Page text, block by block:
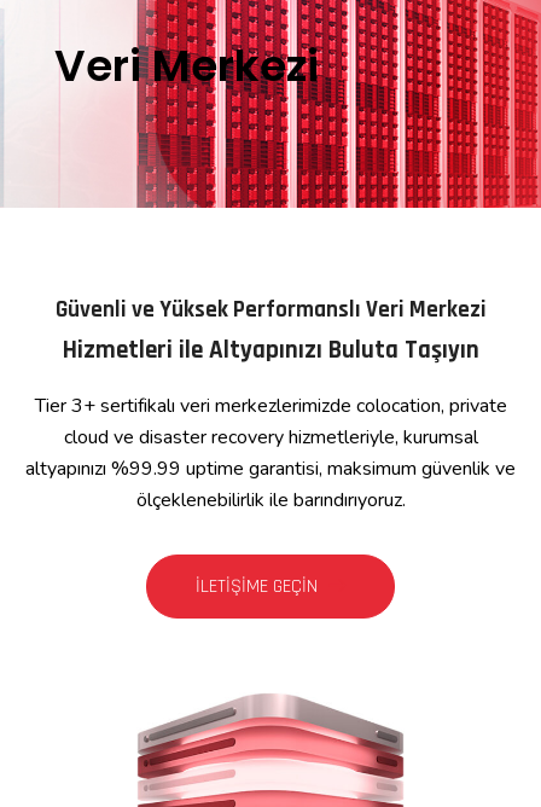
Veri Merkezi
Güvenli ve Yüksek Performanslı Veri Merkezi
Hizmetleri ile Altyapınızı Buluta Taşıyın
Tier 3+ sertifikalı veri merkezlerimizde colocation, private
cloud ve disaster recovery hizmetleriyle, kurumsal
altyapınızı %99.99 uptime garantisi, maksimum güvenlik ve
ölçeklenebilirlik ile barındırıyoruz.
İLETIŞIME GEÇIN